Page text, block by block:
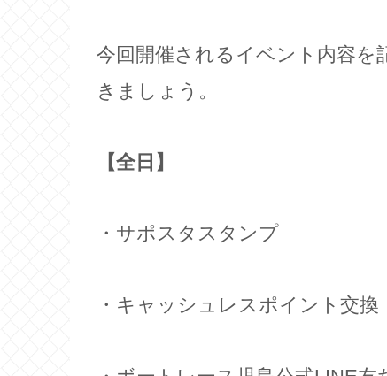
今回開催されるイベント内容
きましょう。
【全日】
・サポスタスタンプ
・キャッシュレスポイント交換